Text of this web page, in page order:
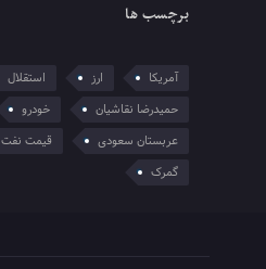
برچسب ها
آمریکا ارز استقلال
حمیدرضا نقاشیان
خودرو
عربستان سعودی
قیمت نفت
گمرک